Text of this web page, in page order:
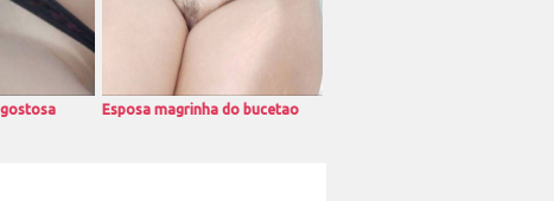
Esposa magrinha do bucetao